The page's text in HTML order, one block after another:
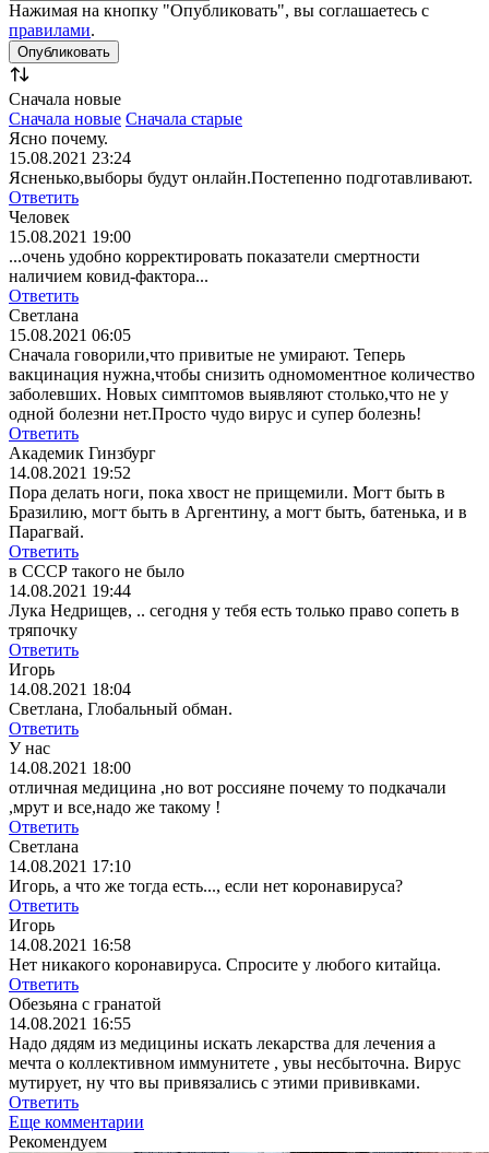
Нажимая на кнопку "Опубликовать", вы соглашаетесь с
правилами.
Сначала новые
Сначала новые Сначала старые
Ясно почему.
15.08.2021 23:24
Ясненько,выборы будут онлайн.Постепенно подготавливают.
Ответить
Человек
15.08.2021 19:00
...очень удобно корректировать показатели смертности
наличием ковид-фактора...
Ответить
Светлана
15.08.2021 06:05
Сначала говорили,что привитые не умирают. Теперь
вакцинация нужна,чтобы снизить одномоментное количество
заболевших. Новых симптомов выявляют столько,что не у
одной болезни нет.Просто чудо вирус и супер болезнь!
Ответить
Академик Гинзбург
14.08.2021 19:52
Пора делать ноги, пока хвост не прищемили. Могт быть в
Бразилию, могт быть в Аргентину, а могт быть, батенька, и в
Парагвай.
Ответить
в СССР такого не было
14.08.2021 19:44
Лука Недрищев, .. сегодня у тебя есть только право сопеть в
тряпочку
Ответить
Игорь
14.08.2021 18:04
Светлана, Глобальный обман.
Ответить
У нас
14.08.2021 18:00
отличная медицина ,но вот россияне почему то подкачали
,мрут и все,надо же такому !
Ответить
Светлана
14.08.2021 17:10
Игорь, а что же тогда есть..., если нет коронавируса?
Ответить
Игорь
14.08.2021 16:58
Нет никакого коронавируса. Спросите у любого китайца.
Ответить
Обезьяна с гранатой
14.08.2021 16:55
Надо дядям из медицины искать лекарства для лечения а
мечта о коллективном иммунитете , увы несбыточна. Вирус
мутирует, ну что вы привязались с этими прививками.
Ответить
Еще комментарии
Рекомендуем